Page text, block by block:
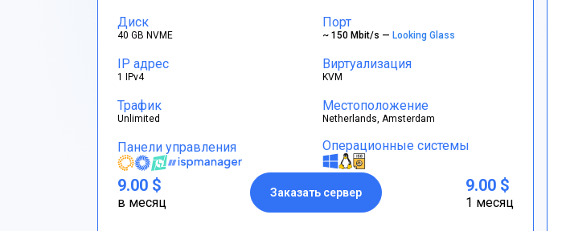
Диск
40 GB NVME
Порт
~ 150 Mbit/s — Looking Glass
IP адрес
1 IPv4
Виртуализация
KVM
Трафик
Unlimited
Местоположение
Netherlands, Amsterdam
Панели управления Операционные системы
9.00 $
в месяц
Заказать сервер 9.00 $
1 месяц